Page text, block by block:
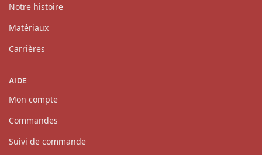
Notre histoire
Matériaux
Carrières
AIDE
Mon compte
Commandes
Suivi de commande